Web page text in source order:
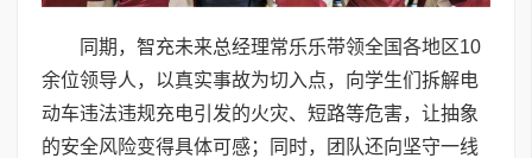
同期，智充未来总经理常乐乐带领全国各地区10
余位领导人，以真实事故为切入点，向学生们拆解电
动车违法违规充电引发的火灾、短路等危害，让抽象
的安全风险变得具体可感；同时，团队还向坚守一线